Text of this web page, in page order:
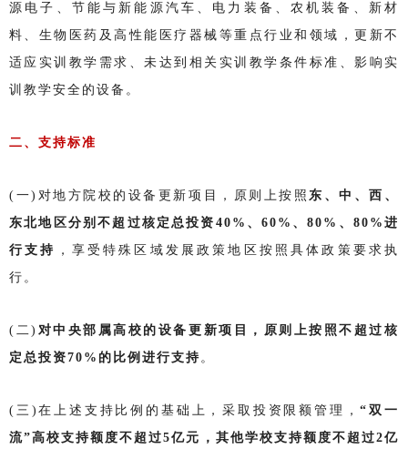
源电子、节能与新能源汽车、电力装备、农机装备、新材
料、生物医药及高性能医疗器械等重点行业和领域，更新不
适应实训教学需求、未达到相关实训教学条件标准、影响实
训教学安全的设备。
二、支持标准
(一)对地方院校的设备更新项目，原则上按照东、中、西、
东北地区分别不超过核定总投资40%、60%、80%、80%进
行支持 ，享受特殊区域发展政策地区按照具体政策要求执
行。
(二) 对中央部属高校的设备更新项目，原则上按照不超过核
定总投资70%的比例进行支持。
(三)在上述支持比例的基础上，采取投资限额管理，“双一
流”高校支持额度不超过5亿元，其他学校支持额度不超过2亿